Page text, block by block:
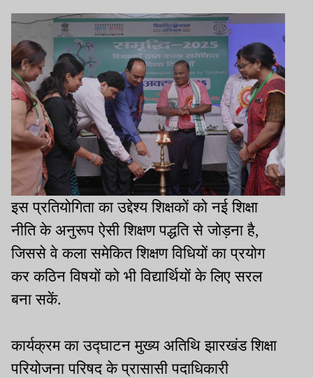
इस प्रतियोगिता का उद्देश्य शिक्षकों को नई शिक्षा
नीति के अनुरूप ऐसी शिक्षण पद्धति से जोड़ना है,
जिससे वे कला समेकित शिक्षण विधियों का प्रयोग
कर कठिन विषयों को भी विद्यार्थियों के लिए सरल
बना सकें.
कार्यक्रम का उद्घाटन मुख्य अतिथि झारखंड शिक्षा
परियोजना परिषद के प्रासासी पदाधिकारी